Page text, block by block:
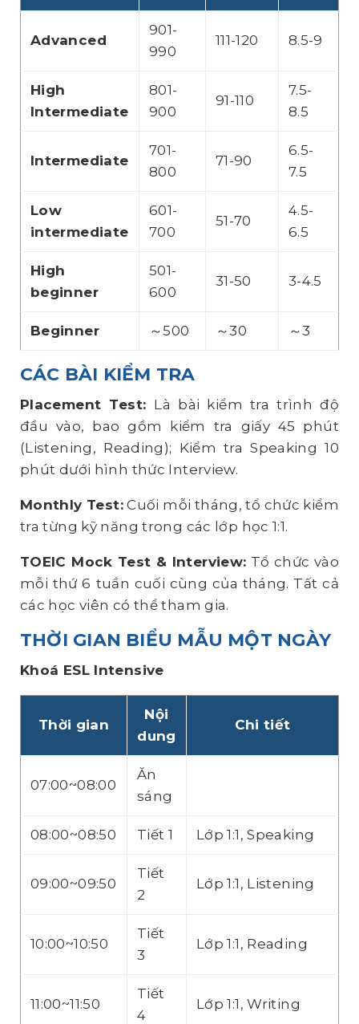
Advanced
901-
990
111-120 8.5-9
High
Intermediate
801-
900
91-110
7.5-
8.5
Intermediate
701-
800
71-90
6.5-
7.5
Low
intermediate
601-
700
51-70
4.5-
6.5
High
beginner
501-
600
31-50 3-4.5
Beginner ～500 ～30 ～3
CÁC BÀI KIỂM TRA
Placement Test: Là bài kiểm tra trình độ
đầu vào, bao gồm kiểm tra giấy 45 phút
(Listening, Reading); Kiểm tra Speaking 10
phút dưới hình thức Interview.
Monthly Test:Cuối mỗi tháng, tổ chức kiểm
tra từng kỹ năng trong các lớp học 1:1.
TOEIC Mock Test & Interview: Tổ chức vào
mỗi thứ 6 tuần cuối cùng của tháng. Tất cả
các học viên có thể tham gia.
THỜI GIAN BIỂU MẪU MỘT NGÀY
Khoá ESL Intensive
Thời gian
Nội
dung
Chi tiết
07:00~08:00
Ăn
sáng
08:00~08:50 Tiết 1 Lớp 1:1, Speaking
09:00~09:50
Tiết
2
Lớp 1:1, Listening
10:00~10:50
Tiết
3
Lớp 1:1, Reading
11:00~11:50
Tiết
4
Lớp 1:1, Writing